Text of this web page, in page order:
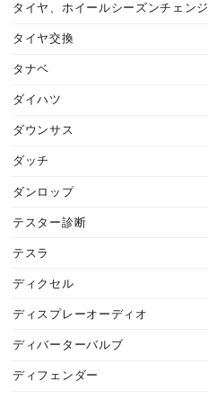
タイヤ、ホイールシーズンチェンジ
タイヤ交換
タナベ
ダイハツ
ダウンサス
ダッチ
ダンロップ
テスター診断
テスラ
ディクセル
ディスプレーオーディオ
ディバーターバルブ
ディフェンダー